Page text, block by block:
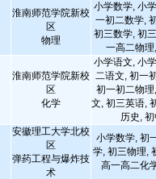
淮南师范学院新校
区
物理
小学数学, 小
一初二数学,
初三数学, 初
一高二物
淮南师范学院新校
区
化学
小学语文, 小
二语文, 初一
初一初二物
文, 初三英语,
历史,
安徽理工大学北校
区
弹药工程与爆炸技
术
小学数学, 初
学, 初三物理,
高一高二化